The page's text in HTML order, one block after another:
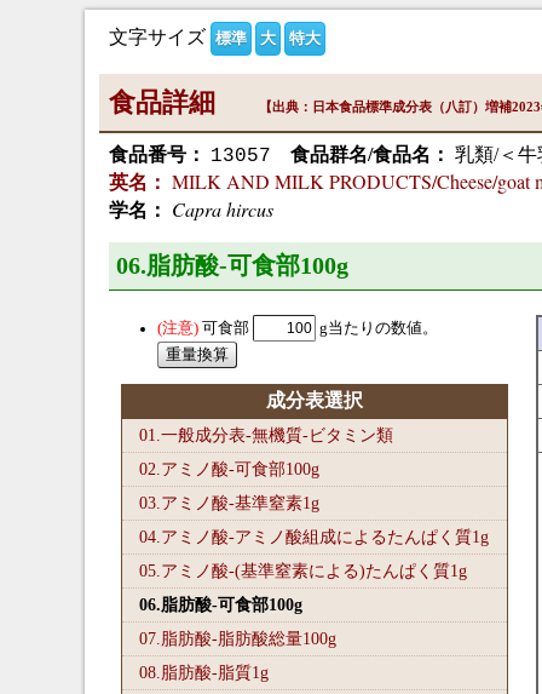
文字サイズ 標準 大 特大
食品詳細 【出典：日本食品標準成分表（八訂）増補
食品番号： 13057 食品群名/食品名： 乳類/＜
英名： MILK AND MILK PRODUCTS/Cheese/goat
学名： Capra hircus
06.脂肪酸-可食部100g
可食部 g当たりの数値。
成分表選択
01.一般成分表-無機質-ビタミン類
02.アミノ酸-可食部100g
03.アミノ酸-基準窒素1g
04.アミノ酸-アミノ酸組成によるたんぱく質1g
05.アミノ酸-(基準窒素による)たんぱく質1g
06.脂肪酸-可食部100g
07.脂肪酸-脂肪酸総量100g
08.脂肪酸-脂質1g